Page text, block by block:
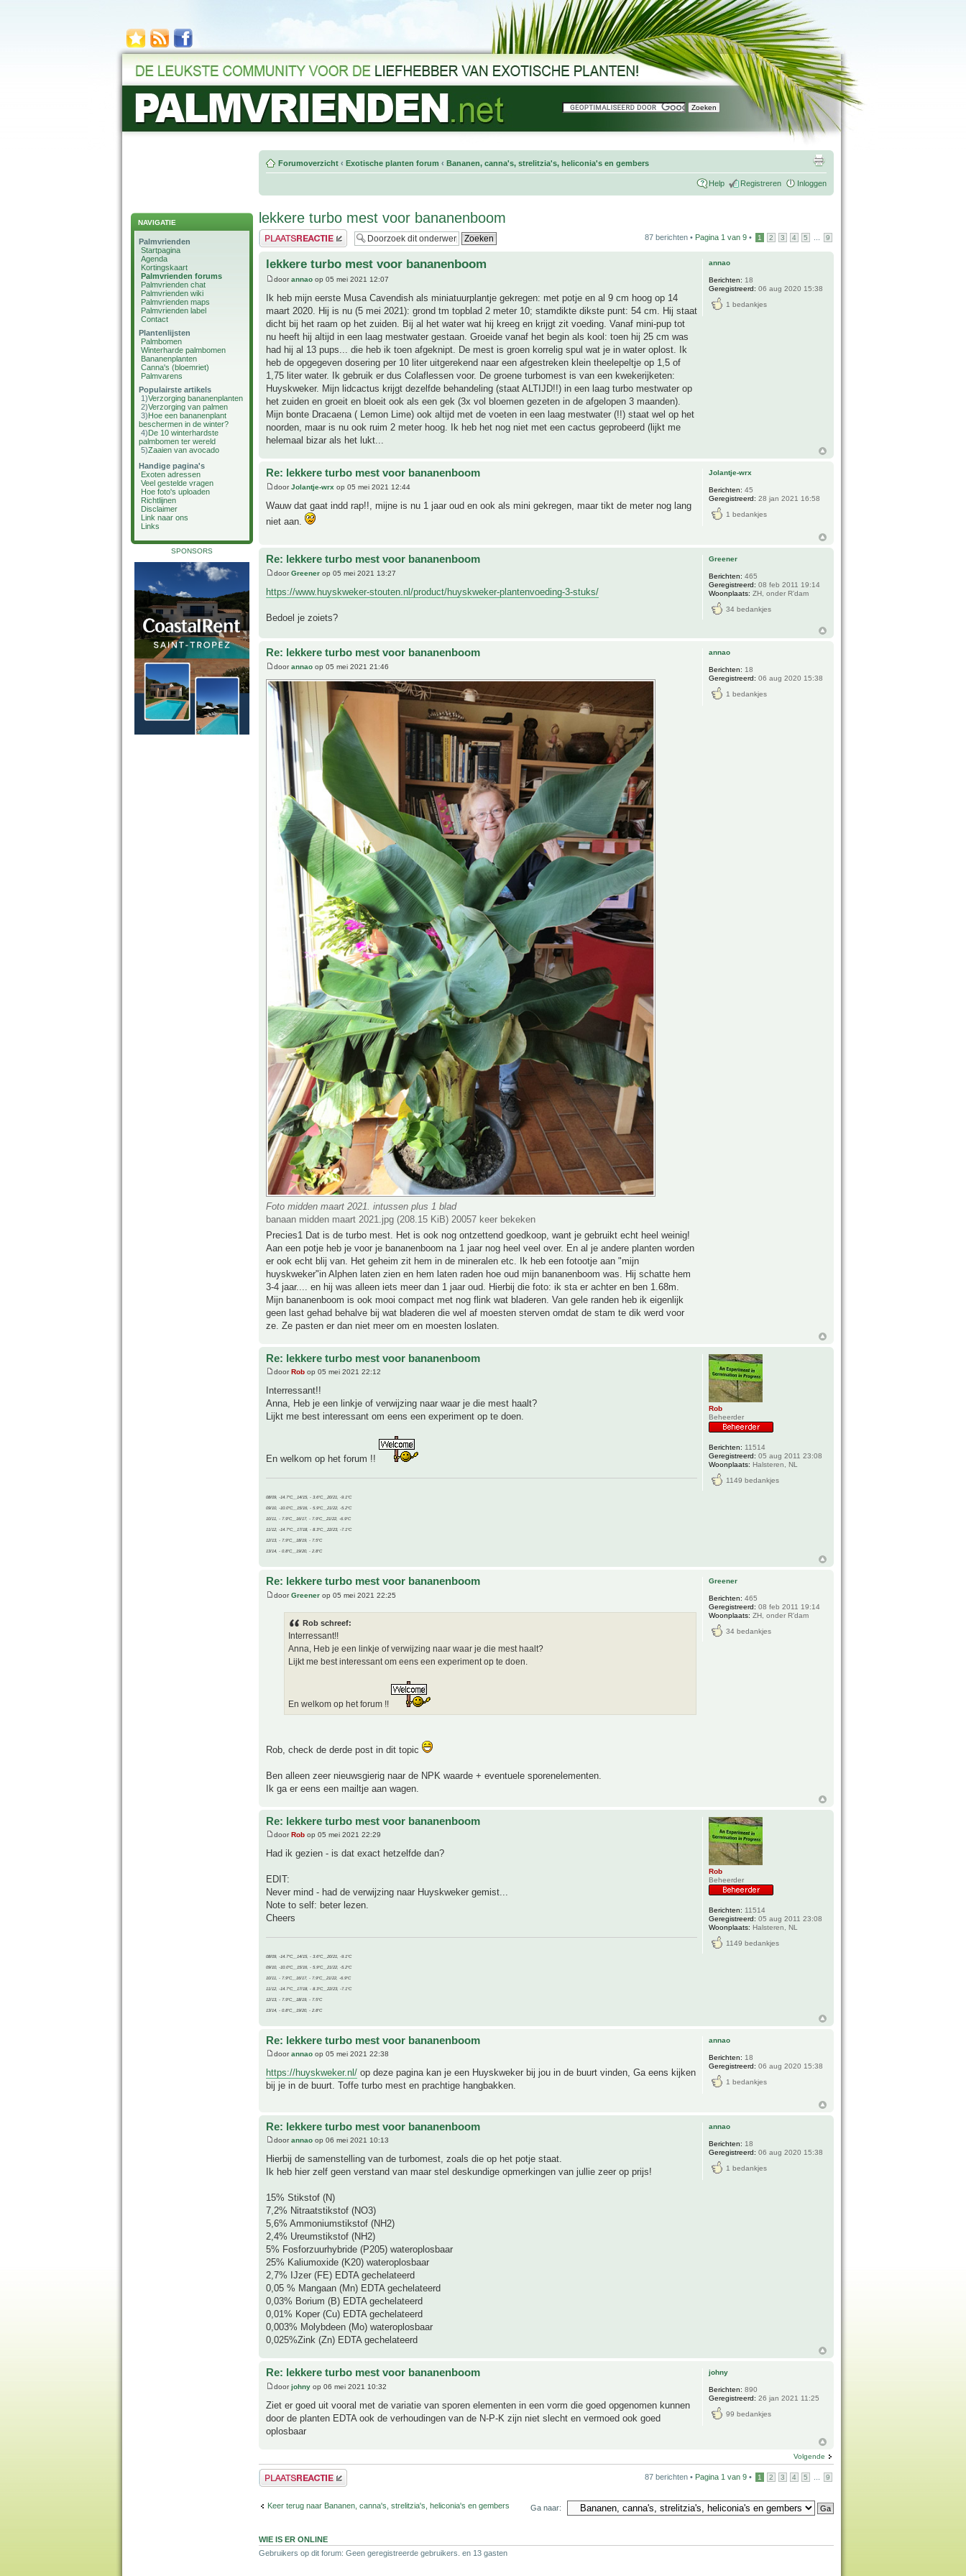
NAVIGATIE
Palmvrienden
Startpagina
Agenda
Kortingskaart
Palmvrienden forums
Palmvrienden chat
Palmvrienden wiki
Palmvrienden maps
Palmvrienden label
Contact
Plantenlijsten
Palmbomen
Winterharde palmbomen
Bananenplanten
Canna's (bloemriet)
Palmvarens
Populairste artikels
1)Verzorging bananenplanten
2)Verzorging van palmen
3)Hoe een bananenplant
beschermen in de winter?
4)De 10 winterhardste
palmbomen ter wereld
5)Zaaien van avocado
Handige pagina's
Exoten adressen
Veel gestelde vragen
Hoe foto's uploaden
Richtlijnen
Disclaimer
Link naar ons
Links
SPONSORS
Forumoverzicht ‹ Exotische planten forum ‹ Bananen, canna's, strelitzia's, heliconia's en gembers
Help Registreren Inloggen
lekkere turbo mest voor bananenboom
Plaats een reactie 87 berichten • Pagina 1 van 9 • 1 2 3 4 5 9
lekkere turbo mest voor bananenboom
doorannao op 05 mei 2021 12:07
Ik heb mijn eerste Musa Cavendish als miniatuurplantje gekregen: met potje en al 9 cm hoog op 14
maart 2020. Hij is nu (5 mei 2021): grond tm topblad 2 meter 10; stamdikte dikste punt: 54 cm. Hij staat
dicht bij het raam op het zuiden. Bij al het water wat hij kreeg en krijgt zit voeding. Vanaf mini-pup tot
nu heeft hij altijd in een laag mestwater gestaan. Groeide vanaf het begin als kool: toen hij 25 cm was
had hij al 13 pups... die heb ik toen afgeknipt. De mest is groen korrelig spul wat je in water oplost. Ik
heb de opgegeven dosering per 10 liter uitgerekend naar een afgestreken klein theelepeltje op 1,5 of
1,75 liter water. Ik gebruik er dus Colaflessen voor. De groene turbomest is van een kwekerijketen:
Huyskweker. Mijn lidcactus krijgt dezelfde behandeling (staat ALTIJD!!) in een laag turbo mestwater op
het zuiden en groeit en bloeit ook als een gek (3x vol bloemen gezeten in de afgelopen 3 maanden).
Mijn bonte Dracaena ( Lemon Lime) ook altijd met de voeten in een laag mestwater (!!) staat wel op het
noorden, maar is nu ook ruim 2 meter hoog. Ik heb het nog niet met een cactus geprobeerd (lijkt me
helemaal bizar als het lukt...
annao
Berichten: 18
Geregistreerd: 06 aug 2020 15:38
1 bedankjes
Re: lekkere turbo mest voor bananenboom
doorJolantje-wrx op 05 mei 2021 12:44
Wauw dat gaat indd rap!!, mijne is nu 1 jaar oud en ook als mini gekregen, maar tikt de meter nog lang
niet aan.
Jolantje-wrx
Berichten: 45
Geregistreerd: 28 jan 2021 16:58
1 bedankjes
Re: lekkere turbo mest voor bananenboom
doorGreener op 05 mei 2021 13:27
https://www.huyskweker-stouten.nl/product/huyskweker-plantenvoeding-3-stuks/
Bedoel je zoiets?
Greener
Berichten: 465
Geregistreerd: 08 feb 2011 19:14
Woonplaats: ZH, onder R’dam
34 bedankjes
Re: lekkere turbo mest voor bananenboom
doorannao op 05 mei 2021 21:46
Foto midden maart 2021. intussen plus 1 blad
banaan midden maart 2021.jpg (208.15 KiB) 20057 keer bekeken
Precies1 Dat is de turbo mest. Het is ook nog ontzettend goedkoop, want je gebruikt echt heel weinig!
Aan een potje heb je voor je bananenboom na 1 jaar nog heel veel over. En al je andere planten worden
er ook echt blij van. Het geheim zit hem in de mineralen etc. Ik heb een fotootje aan "mijn
huyskweker"in Alphen laten zien en hem laten raden hoe oud mijn bananenboom was. Hij schatte hem
3-4 jaar.... en hij was alleen iets meer dan 1 jaar oud. Hierbij die foto: ik sta er achter en ben 1.68m.
Mijn bananenboom is ook mooi compact met nog flink wat bladeren. Van gele randen heb ik eigenlijk
geen last gehad behalve bij wat bladeren die wel af moesten sterven omdat de stam te dik werd voor
ze. Ze pasten er dan niet meer om en moesten loslaten.
annao
Berichten: 18
Geregistreerd: 06 aug 2020 15:38
1 bedankjes
Re: lekkere turbo mest voor bananenboom
doorRob op 05 mei 2021 22:12
Interressant!!
Anna, Heb je een linkje of verwijzing naar waar je die mest haalt?
Lijkt me best interessant om eens een experiment op te doen.
En welkom op het forum !!
08/09, -14.7°C__14/15, - 3.6°C__20/21, -9.1°C
09/10, -10.0°C__15/16, - 5.9°C__21/22, -5.2°C
10/11, - 7.9°C__16/17, - 7.9°C__21/22, -6.9°C
11/12, -14.7°C__17/18, - 8.3°C__22/23, -7.1°C
12/13, - 7.9°C__18/19, - 7.5°C
13/14, - 0.8°C__19/20, - 2.8°C
Rob
Beheerder
Berichten: 11514
Geregistreerd: 05 aug 2011 23:08
Woonplaats: Halsteren, NL
1149 bedankjes
Re: lekkere turbo mest voor bananenboom
doorGreener op 05 mei 2021 22:25
Rob schreef:
Interressant!!
Anna, Heb je een linkje of verwijzing naar waar je die mest haalt?
Lijkt me best interessant om eens een experiment op te doen.
En welkom op het forum !!
Rob, check de derde post in dit topic
Ben alleen zeer nieuwsgierig naar de NPK waarde + eventuele sporenelementen.
Ik ga er eens een mailtje aan wagen.
Greener
Berichten: 465
Geregistreerd: 08 feb 2011 19:14
Woonplaats: ZH, onder R’dam
34 bedankjes
Re: lekkere turbo mest voor bananenboom
doorRob op 05 mei 2021 22:29
Had ik gezien - is dat exact hetzelfde dan?
EDIT:
Never mind - had de verwijzing naar Huyskweker gemist...
Note to self: beter lezen.
Cheers
08/09, -14.7°C__14/15, - 3.6°C__20/21, -9.1°C
09/10, -10.0°C__15/16, - 5.9°C__21/22, -5.2°C
10/11, - 7.9°C__16/17, - 7.9°C__21/22, -6.9°C
11/12, -14.7°C__17/18, - 8.3°C__22/23, -7.1°C
12/13, - 7.9°C__18/19, - 7.5°C
13/14, - 0.8°C__19/20, - 2.8°C
Rob
Beheerder
Berichten: 11514
Geregistreerd: 05 aug 2011 23:08
Woonplaats: Halsteren, NL
1149 bedankjes
Re: lekkere turbo mest voor bananenboom
doorannao op 05 mei 2021 22:38
https://huyskweker.nl/ op deze pagina kan je een Huyskweker bij jou in de buurt vinden, Ga eens kijken
bij je in de buurt. Toffe turbo mest en prachtige hangbakken.
annao
Berichten: 18
Geregistreerd: 06 aug 2020 15:38
1 bedankjes
Re: lekkere turbo mest voor bananenboom
doorannao op 06 mei 2021 10:13
Hierbij de samenstelling van de turbomest, zoals die op het potje staat.
Ik heb hier zelf geen verstand van maar stel deskundige opmerkingen van jullie zeer op prijs!
15% Stikstof (N)
7,2% Nitraatstikstof (NO3)
5,6% Ammoniumstikstof (NH2)
2,4% Ureumstikstof (NH2)
5% Fosforzuurhybride (P205) wateroplosbaar
25% Kaliumoxide (K20) wateroplosbaar
2,7% IJzer (FE) EDTA gechelateerd
0,05 % Mangaan (Mn) EDTA gechelateerd
0,03% Borium (B) EDTA gechelateerd
0,01% Koper (Cu) EDTA gechelateerd
0,003% Molybdeen (Mo) wateroplosbaar
0,025%Zink (Zn) EDTA gechelateerd
annao
Berichten: 18
Geregistreerd: 06 aug 2020 15:38
1 bedankjes
Re: lekkere turbo mest voor bananenboom
doorjohny op 06 mei 2021 10:32
Ziet er goed uit vooral met de variatie van sporen elementen in een vorm die goed opgenomen kunnen
door de planten EDTA ook de verhoudingen van de N-P-K zijn niet slecht en vermoed ook goed
oplosbaar
johny
Berichten: 890
Geregistreerd: 26 jan 2021 11:25
99 bedankjes
Volgende
Plaats een reactie 87 berichten • Pagina 1 van 9 • 1 2 3 4 5 9
Keer terug naar Bananen, canna's, strelitzia's, heliconia's en gembers Ga naar:
WIE IS ER ONLINE
Gebruikers op dit forum: Geen geregistreerde gebruikers. en 13 gasten